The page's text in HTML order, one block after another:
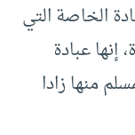
الخاصة التي
إنها عبادة
منها زادا